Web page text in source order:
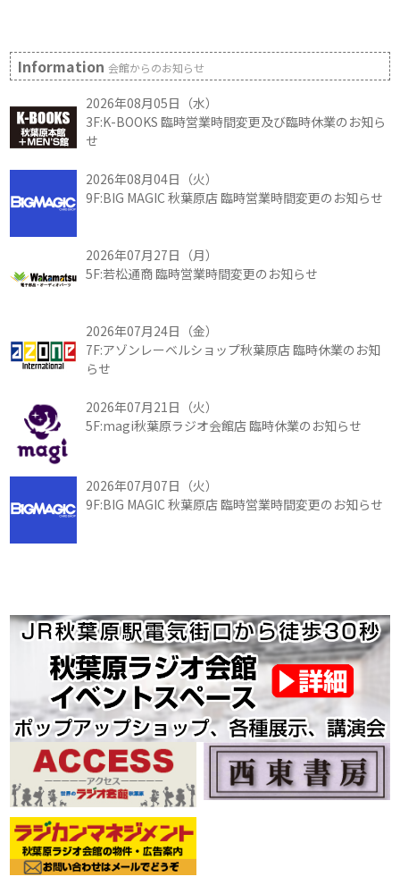
Information会館からのお知らせ
2026年08月05日（水）
3F:K-BOOKS 臨時営業時間変更及び臨時休業のお知ら
せ
2026年08月04日（火）
9F:BIG MAGIC 秋葉原店 臨時営業時間変更のお知らせ
2026年07月27日（月）
5F:若松通商 臨時営業時間変更のお知らせ
2026年07月24日（金）
7F:アゾンレーベルショップ秋葉原店 臨時休業のお知
らせ
2026年07月21日（火）
5F:magi秋葉原ラジオ会館店 臨時休業のお知らせ
2026年07月07日（火）
9F:BIG MAGIC 秋葉原店 臨時営業時間変更のお知らせ